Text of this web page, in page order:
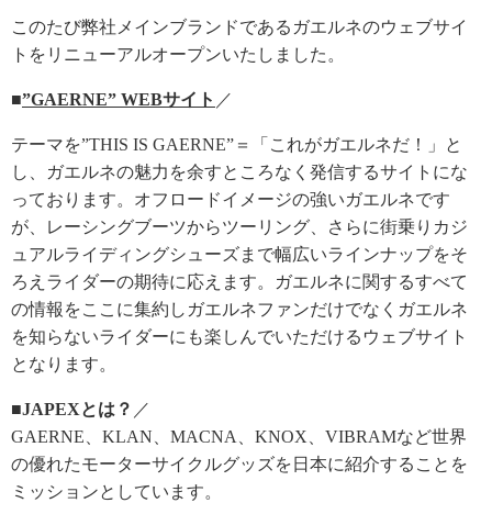
このたび弊社メインブランドであるガエルネのウェブサイ
トをリニューアルオープンいたしました。
■”GAERNE” WEBサイト ／
テーマを”THIS IS GAERNE”＝「これがガエルネだ！」と
し、ガエルネの魅力を余すところなく発信するサイトにな
っております。オフロードイメージの強いガエルネです
が、レーシングブーツからツーリング、さらに街乗りカジ
ュアルライディングシューズまで幅広いラインナップをそ
ろえライダーの期待に応えます。ガエルネに関するすべて
の情報をここに集約しガエルネファンだけでなくガエルネ
を知らないライダーにも楽しんでいただけるウェブサイト
となります。
■JAPEXとは？ ／
GAERNE、KLAN、MACNA、KNOX、VIBRAMなど世界
の優れたモーターサイクルグッズを日本に紹介することを
ミッションとしています。